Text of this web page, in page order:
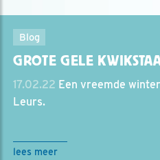
Blog
GROTE GELE
17.02.22 Een vreemde
Leurs.
lees meer